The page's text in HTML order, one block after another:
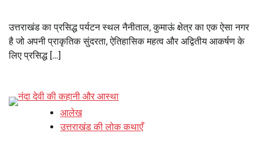
उत्तराखंड का प्रसिद्ध पर्यटन स्थल नैनीताल, कुमाऊं क्षेत्र का एक ऐसा नगर
है जो अपनी प्राकृतिक सुंदरता, ऐतिहासिक महत्व और अद्वितीय आकर्षण के
लिए प्रसिद्ध […]
आलेख
उत्तराखंड की लोक कथाएँ